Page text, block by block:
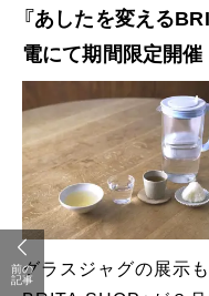
『あしたを変える
電にて期間限定開催
グラスジャグの展示
前の
記事